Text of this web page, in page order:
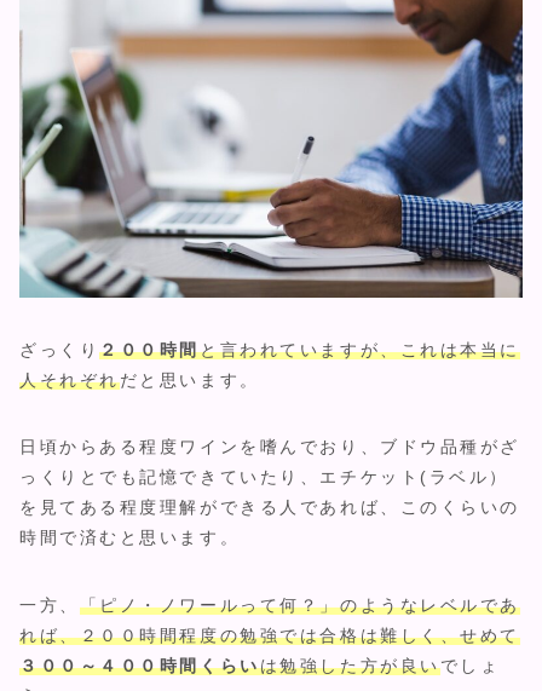
ざっくり２００時間と言われていますが、これは本当に
人それぞれだと思います。
日頃からある程度ワインを嗜んでおり、ブドウ品種がざ
っくりとでも記憶できていたり、エチケット(ラベル）
を見てある程度理解ができる人であれば、このくらいの
時間で済むと思います。
一方、 「ピノ・ノワールって何？」のようなレベルであ
れば、２００時間程度の勉強では合格は難しく、せめて
３００～４００時間くらいは勉強した方が良いでしょ